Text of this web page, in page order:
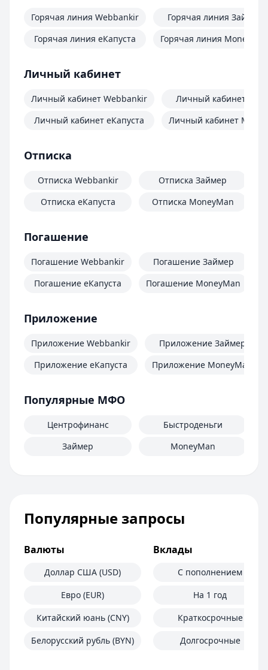
Горячая линия Webbankir
Горячая линия еКапуста
Горячая линия Займер
Горячая линия
Личный кабинет
Личный кабинет Webbankir
Личный кабинет еКапуста
Личный кабинет
Личный кабинет
Отписка
Отписка Webbankir
Отписка еКапуста
Отписка Займер
Отписка MoneyMan
Погашение
Погашение Webbankir
Погашение еКапуста
Погашение Займер
Погашение MoneyMan
Приложение
Приложение Webbankir
Приложение еКапуста
Приложение Займер
Приложение MoneyMan
Популярные МФО
Центрофинанс
Займер
Быстроденьги
MoneyMan
Популярные запросы
Валюты
Доллар США (USD)
Евро (EUR)
Китайский юань (CNY)
Белорусский рубль (BYN)
Вклады
С пополнением
На 1 год
Краткосрочные
Долгосрочные